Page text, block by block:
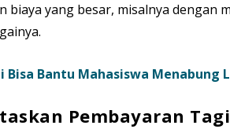
biaya yang besar, misalnya dengan
Bisa Bantu Mahasiswa Menabung
Pembayaran